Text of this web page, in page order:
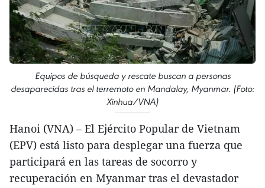
Equipos de búsqueda y rescate buscan a personas
desaparecidas tras el terremoto en Mandalay, Myanmar. (Foto:
Xinhua/VNA)
Hanoi (VNA) – El Ejército Popular de Vietnam
(EPV) está listo para desplegar una fuerza que
participará en las tareas de socorro y
recuperación en Myanmar tras el devastador